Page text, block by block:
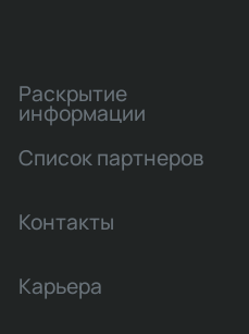
Раскрытие
информации
Список партнеров
Контакты
Карьера